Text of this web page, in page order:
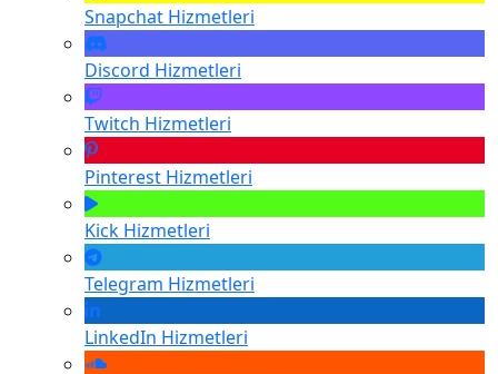
Snapchat Hizmetleri
Discord Hizmetleri
Twitch Hizmetleri
Pinterest Hizmetleri
Kick Hizmetleri
Telegram Hizmetleri
LinkedIn Hizmetleri